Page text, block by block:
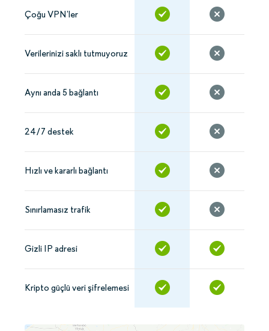
Çoğu VPN’ler
Verilerinizi saklı tutmuyoruz
Aynı anda 5 bağlantı
24/7 destek
Hızlı ve kararlı bağlantı
Sınırlamasız trafik
Gizli IP adresi
Kripto güçlü veri şifrelemesi